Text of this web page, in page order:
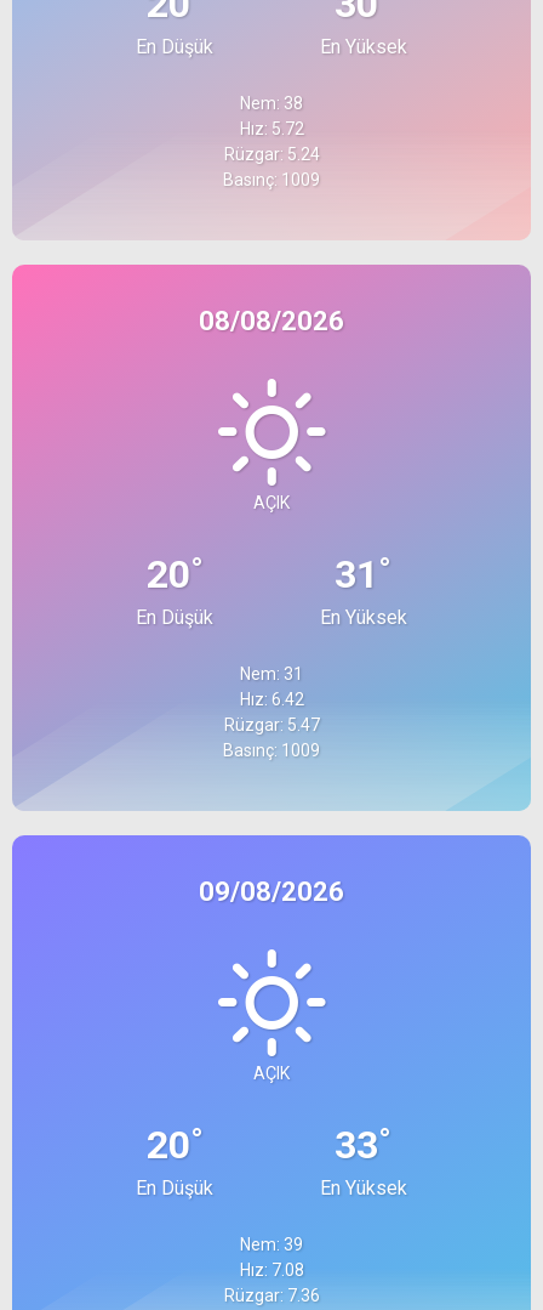
En Düşük En Yüksek
Nem: 38
Hız: 5.72
Rüzgar: 5.24
Basınç: 1009
08/08/2026
AÇIK
20°
En Düşük
31 °
En Yüksek
Nem: 31
Hız: 6.42
Rüzgar: 5.47
Basınç: 1009
09/08/2026
AÇIK
20°
En Düşük
33°
En Yüksek
Nem: 39
Hız: 7.08
Rüzgar: 7.36